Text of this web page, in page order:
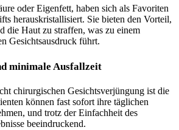
oder Eigenfett, haben sich als Favoriten
herauskristallisiert. Sie bieten den Vorteil,
die Haut zu straffen, was zu einem
Gesichtsausdruck führt.
minimale Ausfallzeit
chirurgischen Gesichtsverjüngung ist die
können fast sofort ihre täglichen
und trotz der Einfachheit des
beeindruckend.